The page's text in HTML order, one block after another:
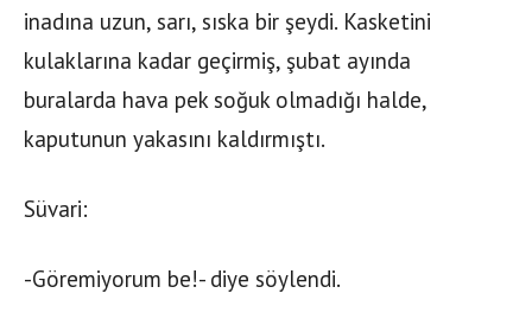
inadına uzun, sarı, sıska bir şeydi. Kasketini
kulaklarına kadar geçirmiş, şubat ayında
buralarda hava pek soğuk olmadığı halde,
kaputunun yakasını kaldırmıştı.
Süvari:
-Göremiyorum be!- diye söylendi.